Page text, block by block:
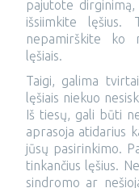
pajutote
išsiimkite
nepamirškite ko
lęšiais.
Taigi, galima
lęšiais niekuo
Iš tiesų, gali būti
aprasoja atidarius
jūsų pasirinkimo.
tinkančius lęšius.
sindromo ar